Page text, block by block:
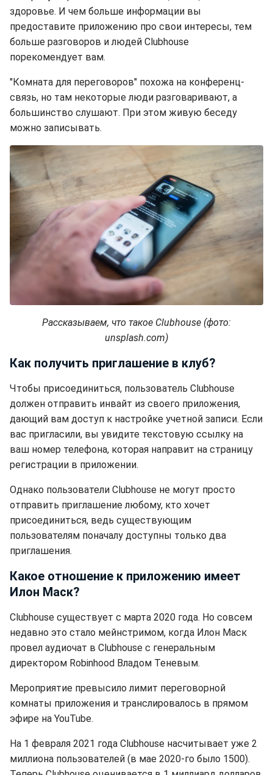
здоровье. И чем больше информации вы
предоставите приложению про свои интересы, тем
больше разговоров и людей Clubhouse
порекомендует вам.
"Комната для переговоров" похожа на конференц-
связь, но там некоторые люди разговаривают, а
большинство слушают. При этом живую беседу
можно записывать.
Рассказываем, что такое Clubhouse (фото:
unsplash.com)
Как получить приглашение в клуб?
Чтобы присоединиться, пользователь Clubhouse
должен отправить инвайт из своего приложения,
дающий вам доступ к настройке учетной записи. Если
вас пригласили, вы увидите текстовую ссылку на
ваш номер телефона, которая направит на страницу
регистрации в приложении.
Однако пользователи Clubhouse не могут просто
отправить приглашение любому, кто хочет
присоединиться, ведь существующим
пользователям поначалу доступны только два
приглашения.
Какое отношение к приложению имеет
Илон Маск?
Clubhouse существует с марта 2020 года. Но совсем
недавно это стало мейнстримом, когда Илон Маск
провел аудиочат в Clubhouse с генеральным
директором Robinhood Владом Теневым.
Мероприятие превысило лимит переговорной
комнаты приложения и транслировалось в прямом
эфире на YouTube.
На 1 февраля 2021 года Clubhouse насчитывает уже 2
миллиона пользователей (в мае 2020-го было 1500).